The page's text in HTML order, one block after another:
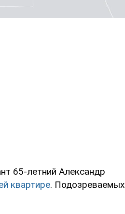
65-летний Александр
квартире. Подозреваемых